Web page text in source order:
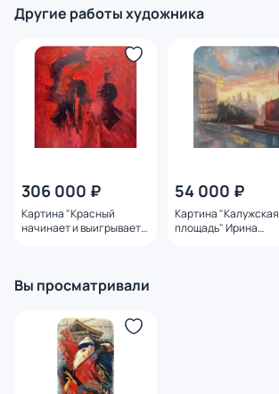
Другие работы художника
306 000 ₽
Картина "Красный
начинает и выигрывает"
54 000 ₽
Картина "Калужская
площадь" Ирина
Вы просматривали